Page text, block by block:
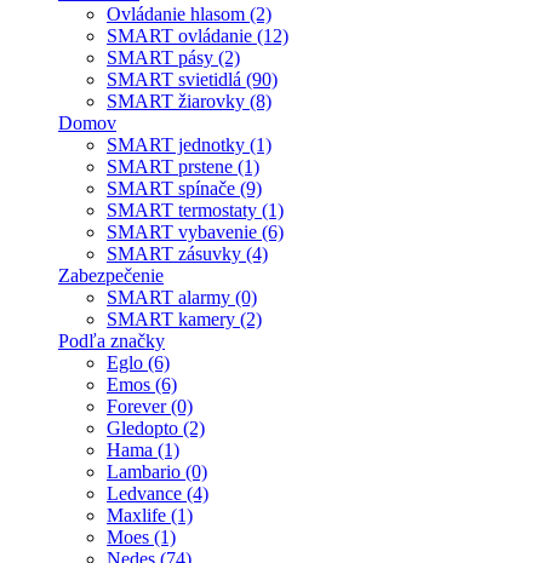
Ovládanie hlasom (2)
SMART ovládanie (12)
SMART pásy (2)
SMART svietidlá (90)
SMART žiarovky (8)
Domov
SMART jednotky (1)
SMART prstene (1)
SMART spínače (9)
SMART termostaty (1)
SMART vybavenie (6)
SMART zásuvky (4)
Zabezpečenie
SMART alarmy (0)
SMART kamery (2)
Podľa značky
Eglo (6)
Emos (6)
Forever (0)
Gledopto (2)
Hama (1)
Lambario (0)
Ledvance (4)
Maxlife (1)
Moes (1)
Nedes (74)